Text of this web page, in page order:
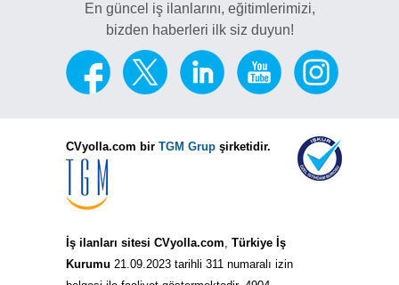
En güncel iş ilanlarını, eğitimlerimizi,
bizden haberleri ilk siz duyun!
CVyolla.com bir TGM Grup şirketidir.
İş ilanları sitesi CVyolla.com, Türkiye İş
Kurumu 21.09.2023 tarihli 311 numaralı izin